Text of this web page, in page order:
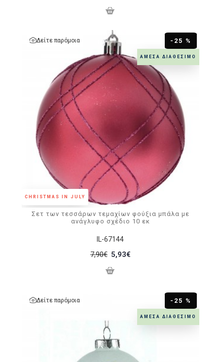
ΆΜΕΣΑ ΔΙΑΘΈΣΙΜΟ
CHRISTMAS IN JULY
-25 %
Δείτε παρόμοια
IL-67144
Σετ των τεσσάρων τεμαχίων φούξια μπάλα με
ανάγλυφο σχέδιο 10 εκ
7,90€ 5,93€
ΆΜΕΣΑ ΔΙΑΘΈΣΙΜΟ
-25 %
Δείτε παρόμοια